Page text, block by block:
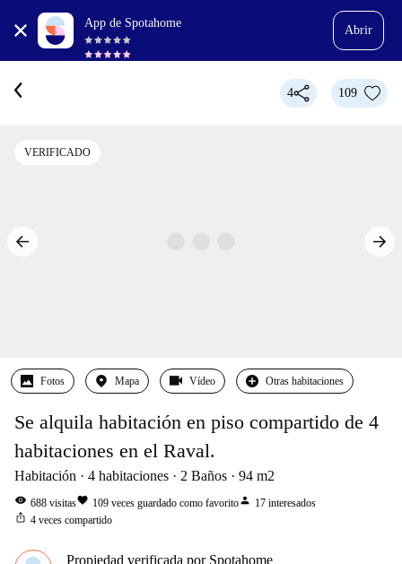
App de Spotahome
Abrir
4 109
VERIFICADO
Fotos Mapa Vídeo Otras habitaciones
Se alquila habitación en piso compartido de 4
habitaciones en el Raval.
Habitación 4 habitaciones 2 Baños 94 m2
visibility 688 visitasfavorite 109 veces guardado como favoritoperson 17 interesados
ios_share 4 veces compartido
Propiedad verificada por Spotahome